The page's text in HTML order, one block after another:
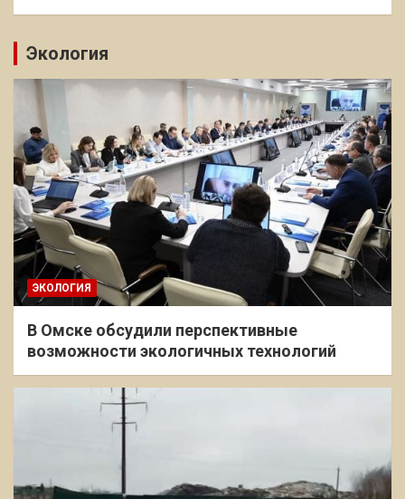
Экология
ЭКОЛОГИЯ
В Омске обсудили перспективные
возможности экологичных технологий